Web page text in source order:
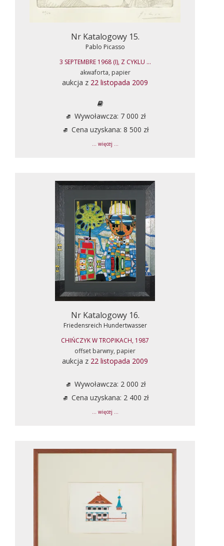
Nr Katalogowy 15.
Pablo Picasso
3 SEPTEMBRE 1968 (I), Z CYKLU ...
akwaforta, papier
aukcja z 22 listopada 2009
Wywoławcza: 7 000 zł
Cena uzyskana: 8 500 zł
... więcej ...
Nr Katalogowy 16.
Friedensreich Hundertwasser
CHIŃCZYK W TROPIKACH, 1987
offset barwny, papier
aukcja z 22 listopada 2009
Wywoławcza: 2 000 zł
Cena uzyskana: 2 400 zł
... więcej ...